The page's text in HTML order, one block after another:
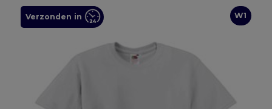
W1
Verzonden in